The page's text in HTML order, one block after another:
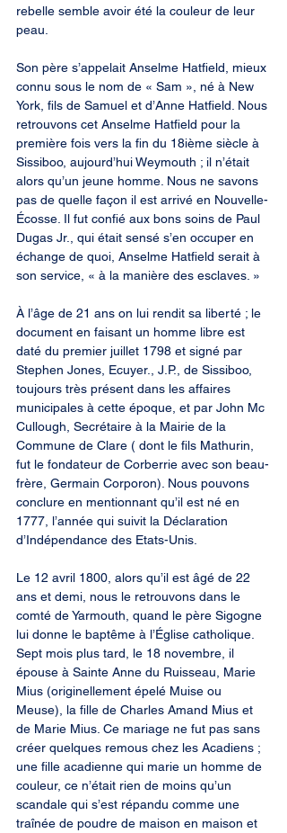
rebelle semble avoir été la couleur de leur
peau.
Son père s’appelait Anselme Hatfield, mieux
connu sous le nom de « Sam », né à New
York, fils de Samuel et d’Anne Hatfield. Nous
retrouvons cet Anselme Hatfield pour la
première fois vers la fin du 18ième siècle à
Sissiboo, aujourd’hui Weymouth ; il n’était
alors qu’un jeune homme. Nous ne savons
pas de quelle façon il est arrivé en Nouvelle-
Écosse. Il fut confié aux bons soins de Paul
Dugas Jr., qui était sensé s’en occuper en
échange de quoi, Anselme Hatfield serait à
son service, « à la manière des esclaves. »
À l’âge de 21 ans on lui rendit sa liberté ; le
document en faisant un homme libre est
daté du premier juillet 1798 et signé par
Stephen Jones, Ecuyer., J.P., de Sissiboo,
toujours très présent dans les affaires
municipales à cette époque, et par John Mc
Cullough, Secrétaire à la Mairie de la
Commune de Clare ( dont le fils Mathurin,
fut le fondateur de Corberrie avec son beau-
frère, Germain Corporon). Nous pouvons
conclure en mentionnant qu’il est né en
1777, l’année qui suivit la Déclaration
d’Indépendance des Etats-Unis.
Le 12 avril 1800, alors qu’il est âgé de 22
ans et demi, nous le retrouvons dans le
comté de Yarmouth, quand le père Sigogne
lui donne le baptême à l’Église catholique.
Sept mois plus tard, le 18 novembre, il
épouse à Sainte Anne du Ruisseau, Marie
Mius (originellement épelé Muise ou
Meuse), la fille de Charles Amand Mius et
de Marie Mius. Ce mariage ne fut pas sans
créer quelques remous chez les Acadiens ;
une fille acadienne qui marie un homme de
couleur, ce n’était rien de moins qu’un
scandale qui s’est répandu comme une
traînée de poudre de maison en maison et